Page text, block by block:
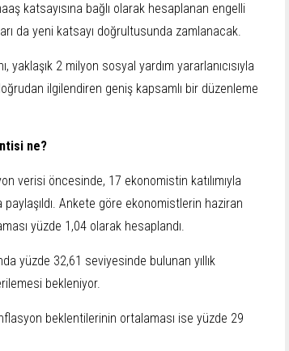
katsayısına bağlı olarak hesaplanan engelli
da yeni katsayı doğrultusunda zamlanacak.
yaklaşık 2 milyon sosyal yardım yararlanıcısıyla
ilgilendiren geniş kapsamlı bir düzenleme
ne?
verisi öncesinde, 17 ekonomistin katılımıyla
Ankete göre ekonomistlerin haziran
yüzde 1,04 olarak hesaplandı.
yüzde 32,61 seviyesinde bulunan yıllık
bekleniyor.
beklentilerinin ortalaması ise yüzde 29